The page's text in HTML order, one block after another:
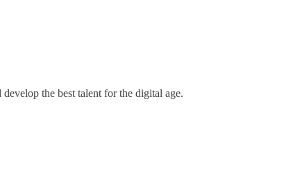
the best talent for the digital age.